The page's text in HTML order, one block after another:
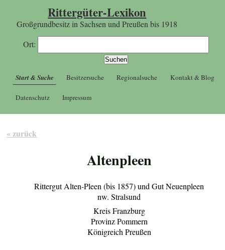
Rittergüter-Lexikon
Großgrundbesitz in Sachsen und Preußen bis 1918
Ort:
Start & Suche Besitzersuche Regionalsuche Kontakt & Blog
Datenschutz Impressum
« zurück
Altenpleen
Rittergut Alten-Pleen (bis 1857) und Gut Neuenpleen
nw. Stralsund
Kreis Franzburg
Provinz Pommern
Königreich Preußen